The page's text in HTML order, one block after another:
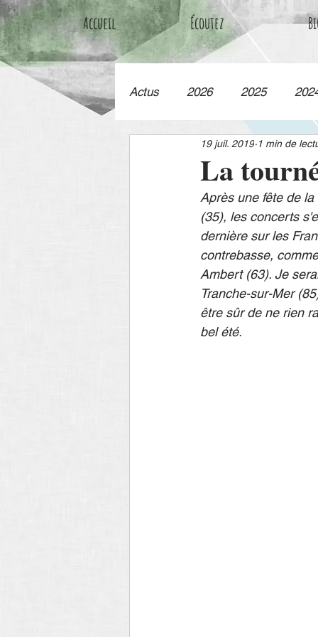
Accueil Écoutez
Actus 2026 2025
La
19 juil. 2019 1 min de
Après une fête de
(35), les concerts
dernière sur les
contrebasse,
Ambert (63). Je
Tranche-sur-Mer
être sûr de ne rien
bel été.